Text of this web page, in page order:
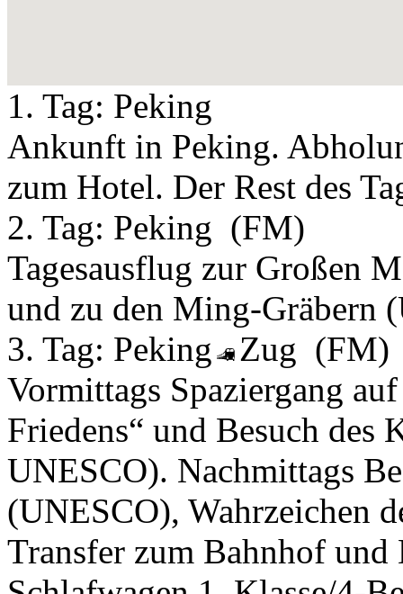
1. Tag: Peking
Ankunft in Peking.
zum Hotel. Der Rest des
2. Tag: Peking (FM)
Tagesausflug zur Großen
und zu den Ming-Gräbern
3. Tag: Peking Zug (FM)
Vormittags Spaziergang
Friedens“ und Besuch des
UNESCO). Nachmittags
(UNESCO), Wahrzeichen
Transfer zum Bahnhof